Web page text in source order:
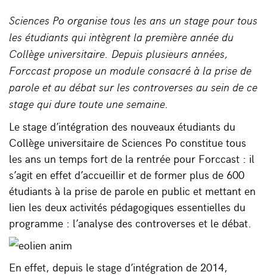
Sciences Po organise tous les ans un stage pour tous
les étudiants qui intègrent la première année du
Collège universitaire. Depuis plusieurs années,
Forccast propose un module consacré à la prise de
parole et au débat sur les controverses au sein de ce
stage qui dure toute une semaine.
Le stage d’intégration des nouveaux étudiants du
Collège universitaire de Sciences Po constitue tous
les ans un temps fort de la rentrée pour Forccast : il
s’agit en effet d’accueillir et de former plus de 600
étudiants à la prise de parole en public et mettant en
lien les deux activités pédagogiques essentielles du
programme : l’analyse des controverses et le débat.
En effet, depuis le stage d’intégration de 2014,